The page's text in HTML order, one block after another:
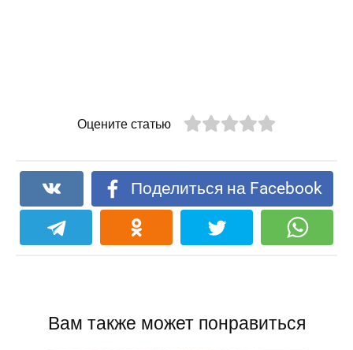
Оцените статью
Поделиться на Facebook
Вам также может понравиться